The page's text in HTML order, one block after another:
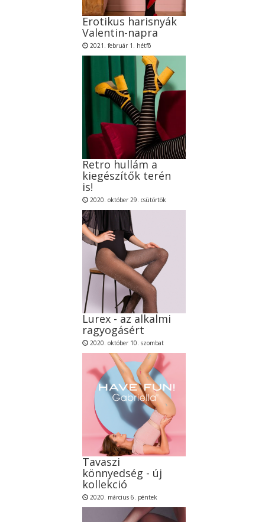
Erotikus harisnyák
Valentin-napra
2021. február 1. hétfõ
Retro hullám a
kiegészítők terén
is!
2020. október 29. csütörtök
Lurex - az alkalmi
ragyogásért
2020. október 10. szombat
Tavaszi
könnyedség - új
kollekció
2020. március 6. péntek